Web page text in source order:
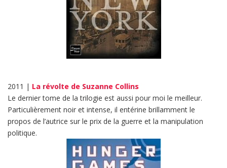
2011 | La révolte de Suzanne Collins
Le dernier tome de la trilogie est aussi pour moi le meilleur.
Particulièrement noir et intense, il entérine brillamment le
propos de l’autrice sur le prix de la guerre et la manipulation
politique.